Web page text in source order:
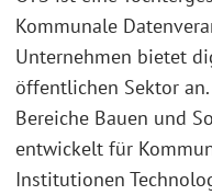
Kommunale
Unternehmen bietet
öffentlichen Sektor
Bereiche Bauen und
entwickelt für
Institutionen